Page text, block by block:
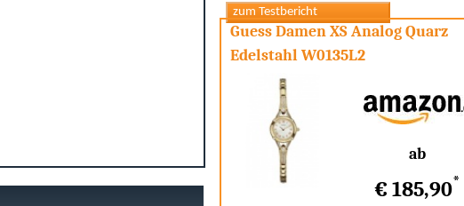
Guess Damen XS Analog Quarz
Edelstahl W0135L2
ab
€ 185,90*